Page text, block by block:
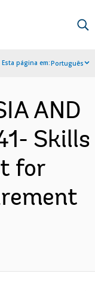
Esta página em:Português
AND
Skills
for